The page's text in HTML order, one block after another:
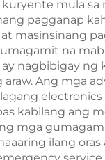
mula
pagganap
masinsinang
na
nagbibigay ng
Ang mga
kabilang ang
mga
ilang